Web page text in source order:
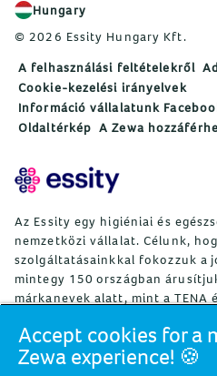
Hungary
© 2026 Essity Hungary Kft.
A felhasználási feltételekről
Cookie-kezelési irányelvek
Információ vállalatunk
Oldaltérkép A Zewa
Az Essity egy higiéniai és
nemzetközi vállalat. Célunk,
szolgáltatásainkkal fokozzuk a
mintegy 150 országban
márkanevek alatt, mint a TENA
Leukoplast, Libero, Libresse,
Saba, Tempo, TOM Organic és
Accept cookies for a
Zewa experience! 🍪